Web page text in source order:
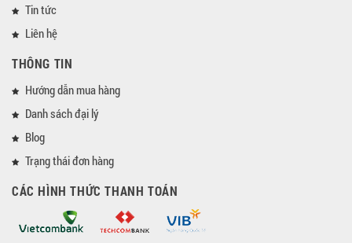
Tin tức
Liên hệ
THÔNG TIN
Hướng dẫn mua hàng
Danh sách đại lý
Blog
Trạng thái đơn hàng
CÁC HÌNH THỨC THANH TOÁN